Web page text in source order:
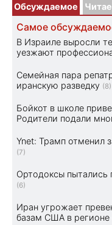
Обсуждаемое
Самое
В Израиле выросли
уезжают
Семейная пара
иранскую разведку (8)
Бойкот в школе
Родители подали
Ynet: Трамп отменил
(7)
Ортодоксы пытались
(6)
Иран угрожает
базам США в регионе